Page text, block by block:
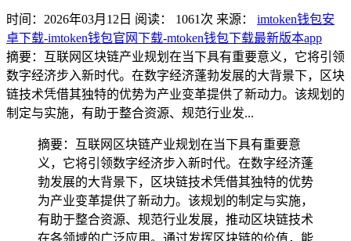
时间：2026年03月12日 阅读： 1061 次 来源： imtoken钱包安
卓下载-imtoken钱包官网下载-mtoken钱包下载最新版本app
摘要：互联网区块链产业规划在当下具有重要意义，它将引领
数字经济步入新时代。在数字经济蓬勃发展的大背景下，区块
链技术凭借其独特的优势为产业变革提供了新动力。该规划的
制定与实施，有助于整合资源、规范行业发...
摘要：互联网区块链产业规划在当下具有重要意
义，它将引领数字经济步入新时代。在数字经济蓬
勃发展的大背景下，区块链技术凭借其独特的优势
为产业变革提供了新动力。该规划的制定与实施，
有助于整合资源、规范行业发展，推动区块链技术
在各领域的广泛应用。通过发挥区块链的价值，能